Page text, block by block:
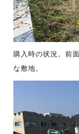
購入時の状況。前
な敷地。